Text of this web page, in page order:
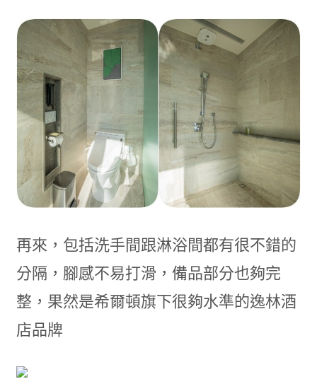
再來，包括洗手間跟淋浴間都有很不錯的
分隔，腳感不易打滑，備品部分也夠完
整，果然是希爾頓旗下很夠水準的逸林酒
店品牌